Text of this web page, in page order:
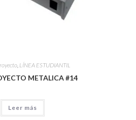
, LÍNEA ESTUDIANTIL
METALICA #14
Leer más